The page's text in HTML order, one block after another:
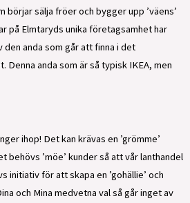
börjar sälja fröer och bygger upp ’väens’
på Elmtaryds unika företagsamhet har
anda som går att finna i det
Denna anda som är så typisk IKEA, men
ihop! Det kan krävas en ’grömme’
behövs ’möe’ kunder så att vår lanthandel
initiativ för att skapa en ’gohällie’ och
och Mina medvetna val så går inget av